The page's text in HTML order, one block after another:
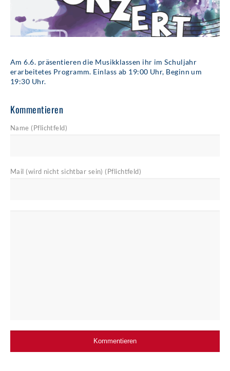
Am 6.6. präsentieren die Musikklassen ihr im Schuljahr
erarbeitetes Programm. Einlass ab 19:00 Uhr, Beginn um
19:30 Uhr.
Kommentieren
Name (Pflichtfeld)
Mail (wird nicht sichtbar sein) (Pflichtfeld)